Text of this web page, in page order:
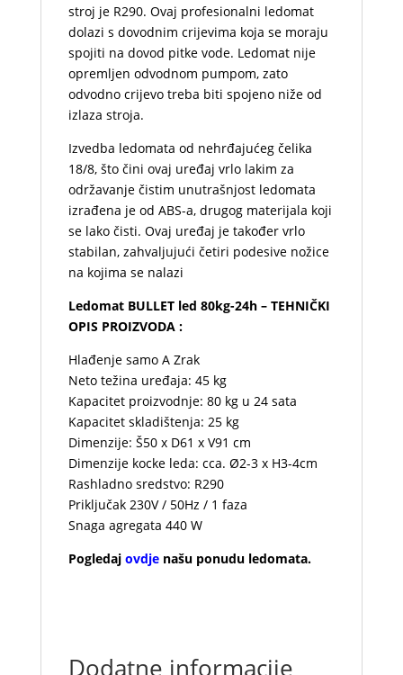
stroj je R290. Ovaj profesionalni ledomat
dolazi s dovodnim crijevima koja se moraju
spojiti na dovod pitke vode. Ledomat nije
opremljen odvodnom pumpom, zato
odvodno crijevo treba biti spojeno niže od
izlaza stroja.
Izvedba ledomata od nehrđajućeg čelika
18/8, što čini ovaj uređaj vrlo lakim za
održavanje čistim unutrašnjost ledomata
izrađena je od ABS-a, drugog materijala koji
se lako čisti. Ovaj uređaj je također vrlo
stabilan, zahvaljujući četiri podesive nožice
na kojima se nalazi
Ledomat BULLET led 80kg-24h – TEHNIČKI
OPIS PROIZVODA :
Hlađenje samo A Zrak
Neto težina uređaja: 45 kg
Kapacitet proizvodnje: 80 kg u 24 sata
Kapacitet skladištenja: 25 kg
Dimenzije: Š50 x D61 x V91 cm
Dimenzije kocke leda: cca. Ø2-3 x H3-4cm
Rashladno sredstvo: R290
Priključak 230V / 50Hz / 1 faza
Snaga agregata 440 W
Pogledaj ovdjenašu ponudu ledomata.
Dodatne informacije